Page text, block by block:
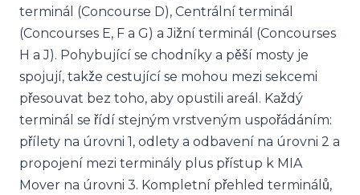
terminál (Concourse D), Centrální terminál
(Concourses E, F a G) a Jižní terminál (Concourses
H a J). Pohybující se chodníky a pěší mosty je
spojují, takže cestující se mohou mezi sekcemi
přesouvat bez toho, aby opustili areál. Každý
terminál se řídí stejným vrstveným uspořádáním:
přílety na úrovni 1, odlety a odbavení na úrovni 2 a
propojení mezi terminály plus přístup k MIA
Mover na úrovni 3. Kompletní přehled terminálů,